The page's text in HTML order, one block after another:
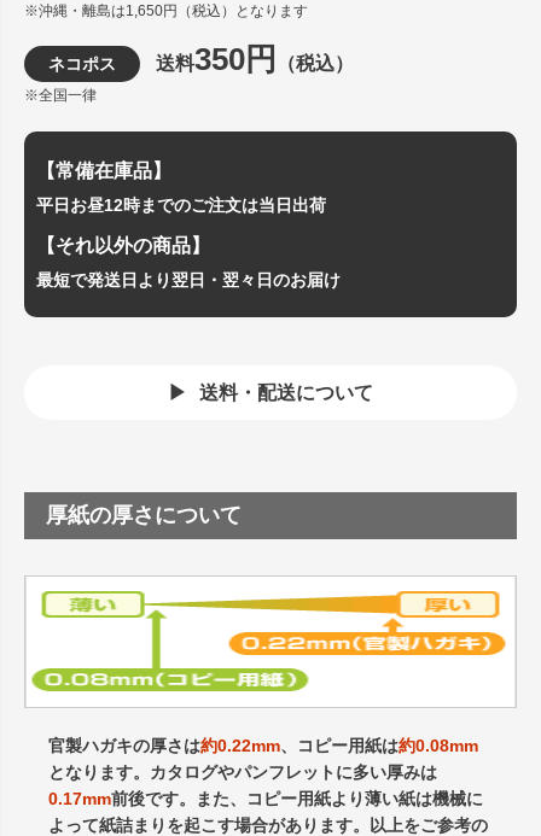
※沖縄・離島は1,650円（税込）となります
ネコポス 送料350円 （税込）
※全国一律
【常備在庫品】
平日お昼12時までのご注文は当日出荷
【それ以外の商品】
最短で発送日より翌日・翌々日のお届け
送料・配送について
厚紙の厚さについて
官製ハガキの厚さは約0.22mm、コピー用紙は約0.08mm
となります。カタログやパンフレットに多い厚みは
0.17mm前後です。また、コピー用紙より薄い紙は機械に
よって紙詰まりを起こす場合があります。以上をご参考の